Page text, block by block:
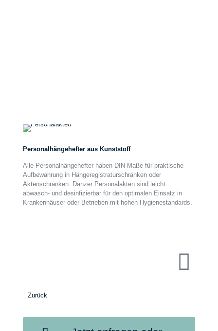
aus
Personalhängehefter aus Kunststoff
Alle Personalhängehefter haben DIN-Maße für praktische
Aufbewahrung in Hängeregistraturschränken oder
Aktenschränken. Danzer Personalakten sind leicht
abwasch- und desinfizierbar für den optimalen Einsatz in
Krankenhäuser oder Betrieben mit hohen Hygienestandards.
Zurück